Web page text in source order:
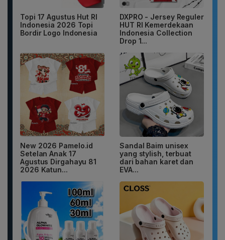
Topi 17 Agustus Hut RI
Indonesia 2026 Topi
Bordir Logo Indonesia
DXPRO - Jersey Reguler
HUT RI Kemerdekaan
Indonesia Collection
Drop 1...
New 2026 Pamelo.id
Setelan Anak 17
Agustus Dirgahayu 81
2026 Katun...
Sandal Baim unisex
yang stylish, terbuat
dari bahan karet dan
EVA...